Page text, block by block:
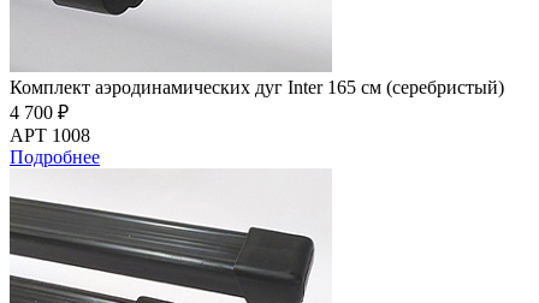
Комплект аэродинамических дуг Inter 165 см (серебристый)
4 700 ₽
АРТ 1008
Подробнее